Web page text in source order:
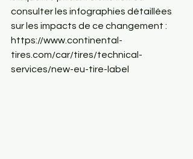
consulter les infographies détaillées
sur les impacts de ce changement :
https://www.continental-
tires.com/car/tires/technical-
services/new-eu-tire-label